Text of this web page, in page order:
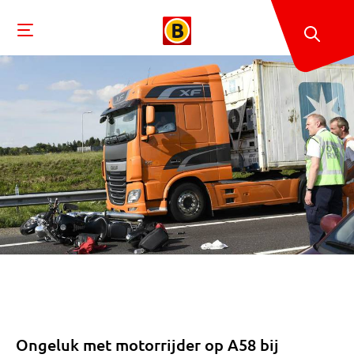
Ongeluk met motorrijder op A58 bij